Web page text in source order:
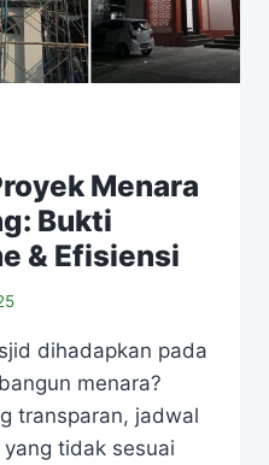
Menara
Bukti
& Efisiensi
dihadapkan pada
menara?
transparan, jadwal
tidak sesuai